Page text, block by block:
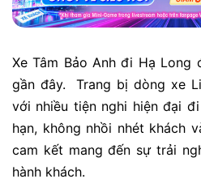
Xe Tâm Bảo Anh đi Hạ
gần đây. Trang bị dòng xe
với nhiều tiện nghi hiện đại
hạn, không nhồi nhét khách
cam kết mang đến sự trải
hành khách.